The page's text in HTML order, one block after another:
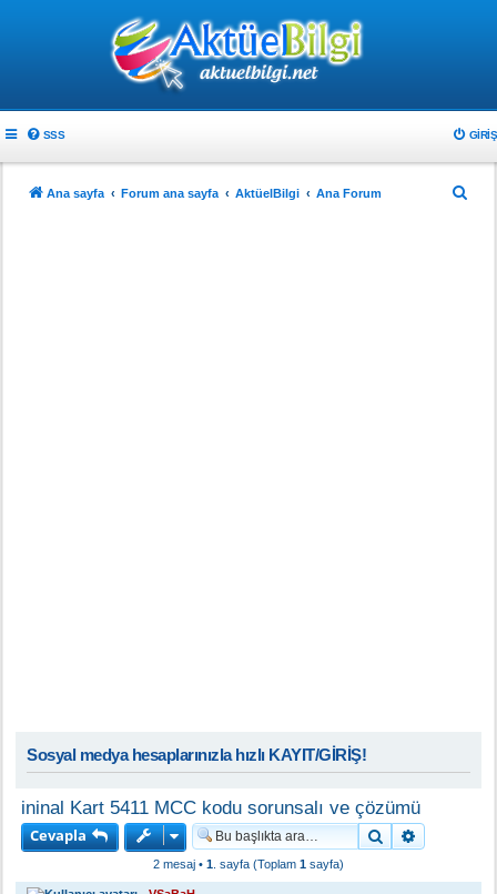
SSS GIRIŞ
Ana sayfa Forum ana sayfa AktüelBilgi Ana Forum
Sosyal medya hesaplarınızla hızlı KAYIT/GİRİŞ!
ininal Kart 5411 MCC kodu sorunsalı ve çözümü
Cevapla
Ara
2 mesaj • 1 . sayfa (Toplam 1 sayfa)